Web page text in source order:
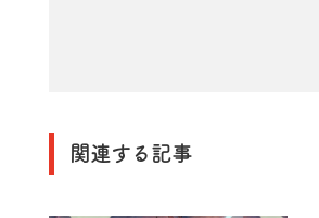
関連する記事